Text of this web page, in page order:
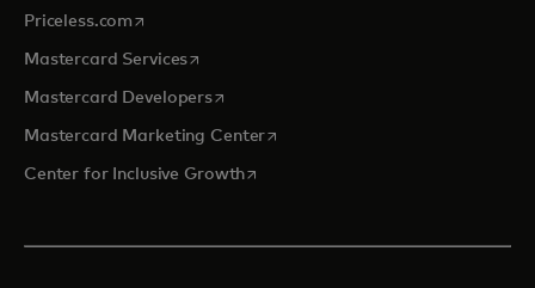
Priceless.com opens in a new tab
Mastercard Servicesopens in a new tab
Mastercard Developersopens in a new tab
Mastercard Marketing Centeropens in a new tab
Center for Inclusive Growthopens in a new tab